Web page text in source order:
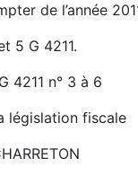
de l’année
5 G 4211.
4211 n° 3 à 6
législation fiscale